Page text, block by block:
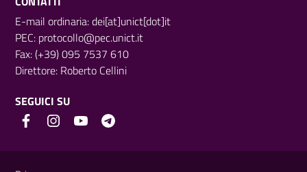
E-mail ordinaria: dei[at]unict[dot]it
PEC: protocollo@pec.unict.it
Fax: (+39) 095 7537 610
Direttore: Roberto Cellini
SEGUICI SU